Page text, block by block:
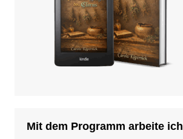
Mit dem Programm arbeite ich